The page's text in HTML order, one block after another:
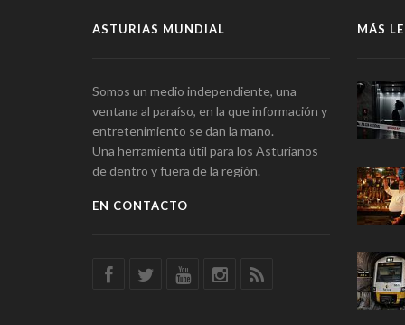
ASTURIAS MUNDIAL
Somos un medio independiente, una
ventana al paraíso, en la que información y
entretenimiento se dan la mano.
Una herramienta útil para los Asturianos
de dentro y fuera de la región.
EN CONTACTO
MÁS